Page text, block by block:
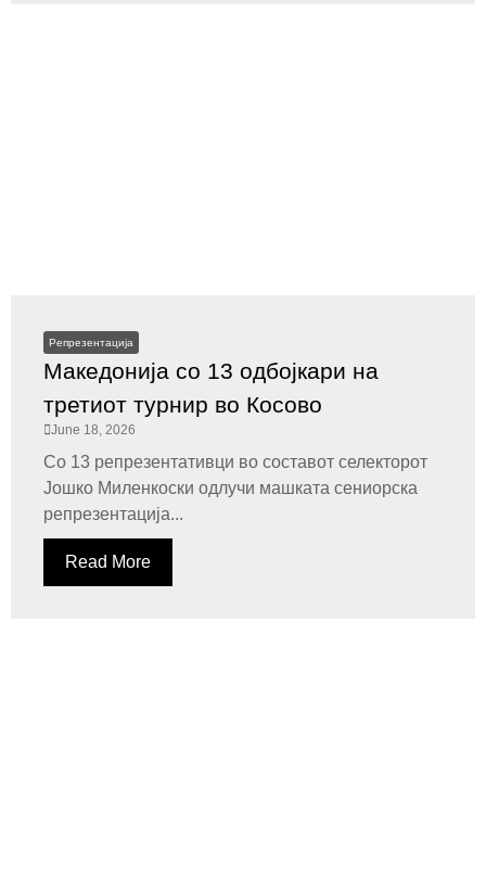
Репрезентација
Македонија со 13 одбојкари на
третиот турнир во Косово
June 18, 2026
Со 13 репрезентативци во составот селекторот
Јошко Миленкоски одлучи машката сениорска
репрезентација...
Read More